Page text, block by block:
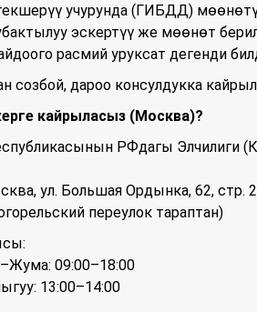
учурунда (ГИБДД)
эскертүү же мөөнөт
расмий уруксат дегенди
созбой, дароо консулдукка
кайрыласыз (Москва)?
РФдагы Элчилиги
ул. Большая Ордынка, 62, стр. 2
переулок тараптан)
09:00–18:00
13:00–14:00